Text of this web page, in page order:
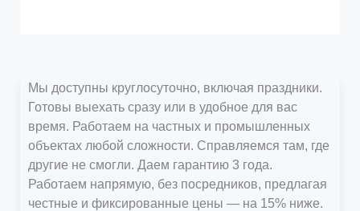
Мы доступны круглосуточно, включая праздники.
Готовы выехать сразу или в удобное для вас
время. Работаем на частных и промышленных
объектах любой сложности. Справляемся там, где
другие не смогли. Даем гарантию 3 года.
Работаем напрямую, без посредников, предлагая
честные и фиксированные цены — на 15% ниже.